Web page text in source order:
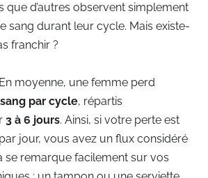
que d’autres observent simplement
sang durant leur cycle. Mais existe-
franchir ?
moyenne, une femme perd
par cycle, répartis
3 à 6 jours. Ainsi, si votre perte est
jour, vous avez un flux considéré
se remarque facilement sur vos